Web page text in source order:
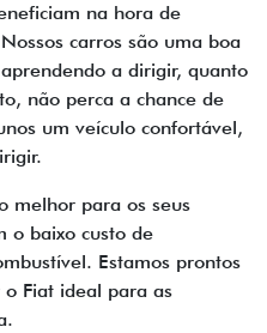
na hora de
carros são uma boa
a dirigir, quanto
não perca a chance de
um veículo confortável,
melhor para os seus
o baixo custo de
Estamos prontos
Fiat ideal para as